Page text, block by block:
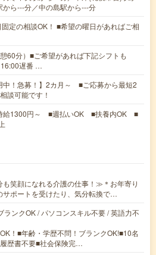
から---分／中の島駅から---分
定の相談OK！ ■希望の曜日があればご相
60分）■ご希望があれば下記シフトも
遅番 …
中！急募！】2カ月～ ■ご応募から最短2
談可能です！
給1300円～ ■週払いOK ■扶養内OK ■
笑顔になれる介護の仕事！≫＊お年寄り
サポートを受けたり、気分転換で…
ランクOK / パソコンスキル不要 / 英語力不
！■年齢・学歴不問！ブランクOK!■10名
歴書不要■社会保険完…